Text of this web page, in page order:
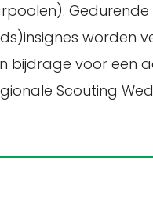
Gedurende
worden
bijdrage voor een
Scouting